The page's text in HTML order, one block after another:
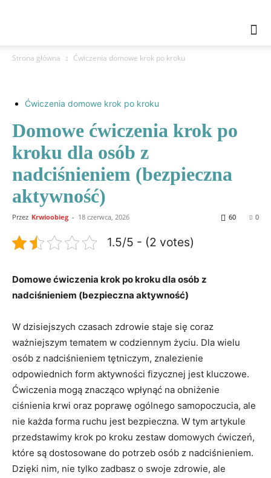
Strona główna Ćwiczenia domowe krok po kroku
Ćwiczenia domowe krok po kroku
Domowe ćwiczenia krok po
kroku dla osób z
nadciśnieniem (bezpieczna
aktywność)
Przez Krwioobieg - 18 czerwca, 2026 0
60
1.5/5 - (2 votes)
Domowe ćwiczenia krok po kroku dla osób z
nadciśnieniem (bezpieczna aktywność)
W dzisiejszych czasach zdrowie staje się coraz
ważniejszym tematem w codziennym życiu. Dla wielu
osób z nadciśnieniem tętniczym, znalezienie
odpowiednich form aktywności fizycznej jest kluczowe.
Ćwiczenia mogą znacząco wpłynąć na obniżenie
ciśnienia krwi oraz poprawę ogólnego samopoczucia, ale
nie każda forma ruchu jest bezpieczna. W tym artykule
przedstawimy krok po kroku zestaw domowych ćwiczeń,
które są dostosowane do potrzeb osób z nadciśnieniem.
Dzięki nim, nie tylko zadbasz o swoje zdrowie, ale